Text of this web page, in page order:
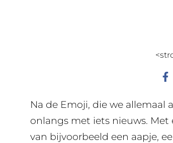
Na de Emoji, die we
onlangs met iets nieuws.
van bijvoorbeeld een aapje,